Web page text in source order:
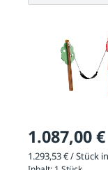
1.087,00 €
1.293,53 € / Stück